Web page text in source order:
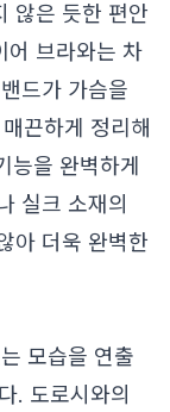
않은 듯한 편안
어 브라와는 차
드가 가슴을
끈하게 정리해
능을 완벽하게
실크 소재의
아 더욱 완벽한
모습을 연출
. 도로시와의